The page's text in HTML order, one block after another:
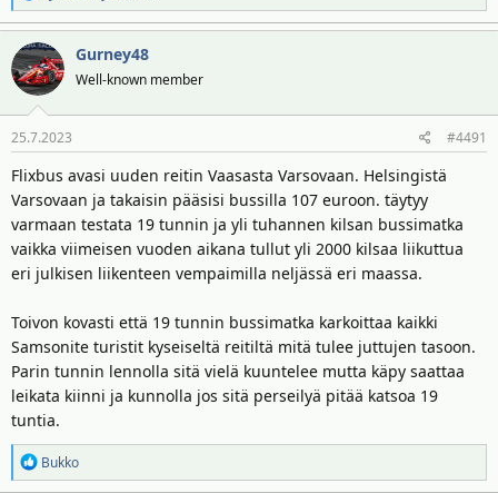
e
a
k
t
i
o
t
Gurney48
Well-known member
25.7.2023 #4491
Flixbus avasi uuden reitin Vaasasta Varsovaan. Helsingistä
Varsovaan ja takaisin pääsisi bussilla 107 euroon. täytyy
varmaan testata 19 tunnin ja yli tuhannen kilsan bussimatka
vaikka viimeisen vuoden aikana tullut yli 2000 kilsaa liikuttua
eri julkisen liikenteen vempaimilla neljässä eri maassa.
Toivon kovasti että 19 tunnin bussimatka karkoittaa kaikki
Samsonite turistit kyseiseltä reitiltä mitä tulee juttujen tasoon.
Parin tunnin lennolla sitä vielä kuuntelee mutta käpy saattaa
leikata kiinni ja kunnolla jos sitä perseilyä pitää katsoa 19
tuntia.
R
e
Bukko